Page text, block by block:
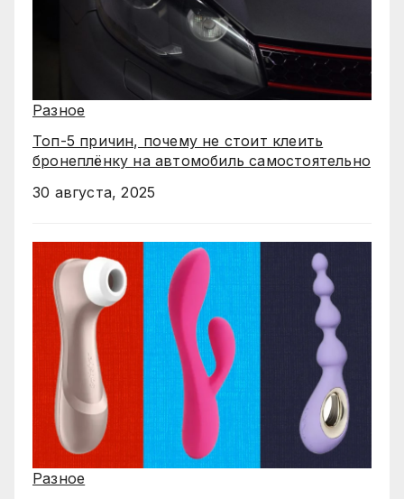
Разное
Топ-5 причин, почему не стоит клеить
бронеплёнку на автомобиль самостоятельно
30 августа, 2025
Разное